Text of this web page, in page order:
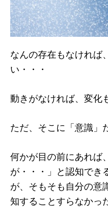
なんの存在もなければ
い・・・
動きがなければ、変化
ただ、そこに「意識」
何かが目の前にあれば
が・・・」と認知でき
が、そもそも自分の意
知することすらなかっ